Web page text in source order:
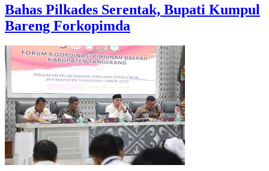
Bahas Pilkades Serentak, Bupati Kumpul
Bareng Forkopimda